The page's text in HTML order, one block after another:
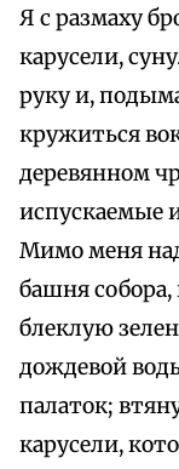
Я с размаху
карусели,
руку и,
кружиться
деревянном
испускаемые
Мимо меня
башня собора,
блеклую
дождевой
палаток;
карусели,